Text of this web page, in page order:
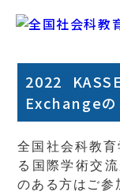
2022
Exchangeの
全国社会科教
る国際学術交
のある方はご参